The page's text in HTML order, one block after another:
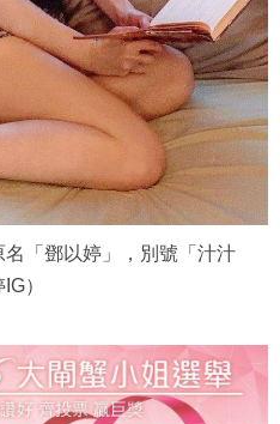
「鄧以婷」，別號「汁汁
）